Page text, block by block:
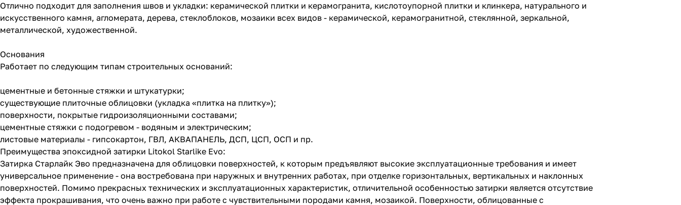
Отлично подходит для заполнения швов и укладки: керамической плитки и керамогранита, кислотоупорной плитки и клинкера, натурального и
искусственного камня, агломерата, дерева, стеклоблоков, мозаики всех видов - керамической, керамогранитной, стеклянной, зеркальной,
металлической, художественной.
Основания
Работает по следующим типам строительных оснований:
цементные и бетонные стяжки и штукатурки;
существующие плиточные облицовки (укладка «плитка на плитку»);
поверхности, покрытые гидроизоляционными составами;
цементные стяжки с подогревом - водяным и электрическим;
листовые материалы - гипсокартон, ГВЛ, АКВАПАНЕЛЬ, ДСП, ЦСП, ОСП и пр.
Преимущества эпоксидной затирки Litokol Starlike Evo:
Затирка Старлайк Эво предназначена для облицовки поверхностей, к которым предъявляют высокие эксплуатационные требования и имеет
универсальное применение - она востребована при наружных и внутренних работах, при отделке горизонтальных, вертикальных и наклонных
поверхностей. Помимо прекрасных технических и эксплуатационных характеристик, отличительной особенностью затирки является отсутствие
эффекта прокрашивания, что очень важно при работе с чувствительными породами камня, мозаикой. Поверхности, облицованные с